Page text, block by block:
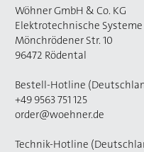
Wöhner GmbH & Co. KG
Elektrotechnische Systeme
Mönchrödener Str. 10
96472 Rödental
Bestell-Hotline
+49 9563 751 125
order@woehner.de
Technik-Hotline